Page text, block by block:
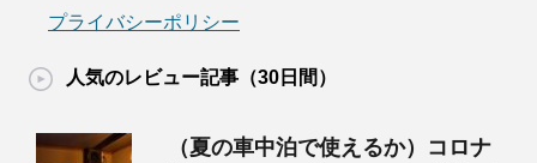
プライバシーポリシー
人気のレビュー記事（30日間）
（夏の車中泊で使えるか）コロナ